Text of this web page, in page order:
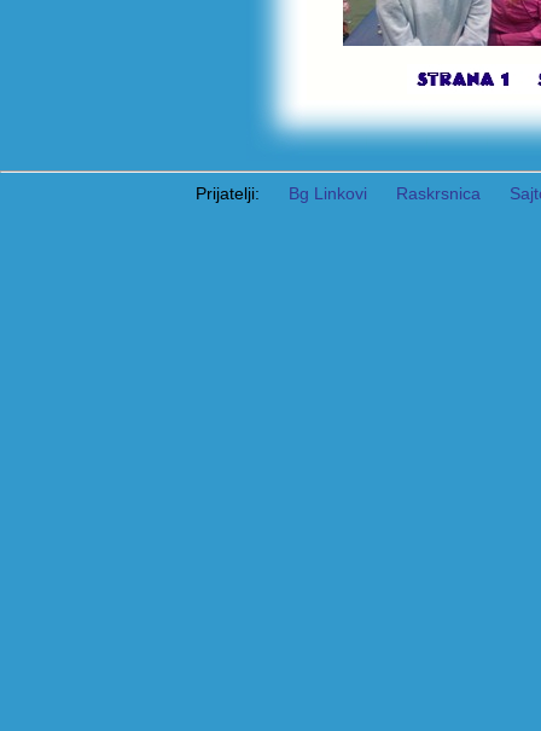
Prijatelji: Bg Linkovi Raskrsnica